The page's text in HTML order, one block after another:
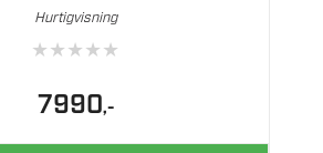
Hurtigvisning
★★★★★
7990,-